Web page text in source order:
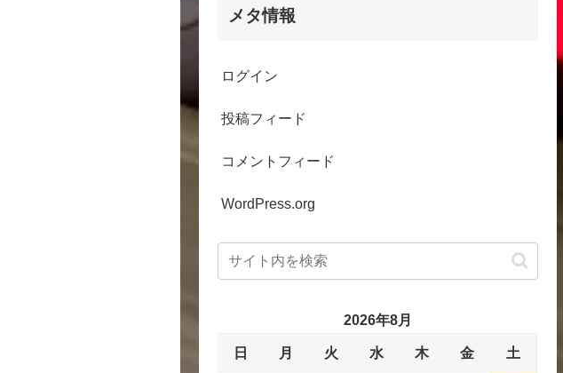
メタ情報
ログイン
投稿フィード
コメントフィード
WordPress.org
2026年8月
日 月 火 水 木 金 土